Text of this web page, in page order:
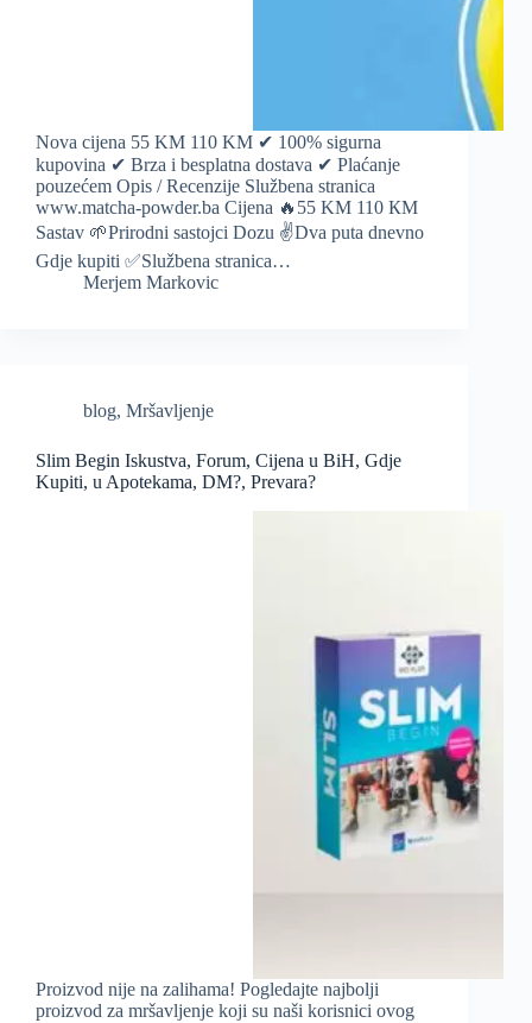
Nova cijena 55 KM 110 KM ✔ 100% sigurna
kupovina ✔ Brza i besplatna dostava ✔ Plaćanje
pouzećem Opis / Recenzije Službena stranica
www.matcha-powder.ba Cijena 🔥55 KM 110 КМ
Sastav 🌱Prirodni sastojci Dozu ✌️Dva puta dnevno
Gdje kupiti ✅Službena stranica…
Merjem Markovic
blog, Mršavljenje
Slim Begin Iskustva, Forum, Cijena u BiH, Gdje
Kupiti, u Apotekama, DM?, Prevara?
Proizvod nije na zalihama! Pogledajte najbolji
proizvod za mršavljenje koji su naši korisnici ovog